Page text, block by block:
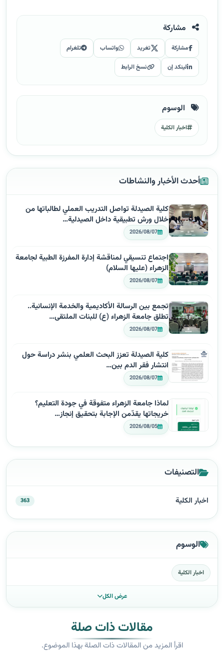
مشاركة
مشاركة تغريد واتساب تلغرام
لينكد إن نسخ الرابط
الوسوم
اخبار الكلية
أحدث الأخبار والنشاطات
كلية الصيدلة تواصل التدريب العملي لطالباتها من
خلال ورش تطبيقية داخل الصيدلية…
2026/08/07
اجتماع تنسيقي لمناقشة إدارة المفرزة الطبية لجامعة
الزهراء (عليها السلام)
2026/08/07
تجمع بين الرسالة الأكاديمية والخدمة الإنسانية..
تطلق جامعة الزهراء (ع) للبنات الملتقى…
2026/08/07
كلية الصيدلة تعزز البحث العلمي بنشر دراسة حول
انتشار فقر الدم بين…
2026/08/07
لماذا جامعة الزهراء متفوقة في جودة التعليم؟
خريجاتها يقدّمن الإجابة بتحقيق إنجاز…
2026/08/05
التصنيفات
اخبار الكلية 363
الوسوم
اخبار الكلية
عرض الكل
مقالات ذات صلة
اقرأ المزيد من المقالات ذات الصلة بهذا الموضوع.